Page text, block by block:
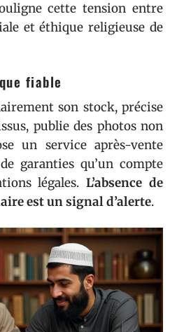
cette tension entre
et éthique religieuse de
fiable
son stock, précise
publie des photos non
un service après-vente
garanties qu’un compte
légales.L’absence de
est un signal d’alerte.